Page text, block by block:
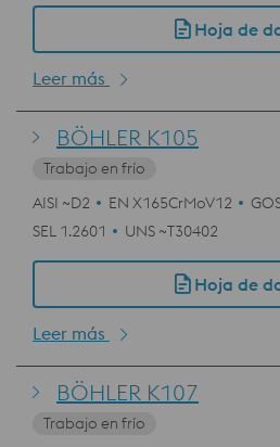
Hoja de
Leer más
BÖHLER K105
Trabajo en frío
AISI ~D2
EN X165CrMoV12
SEL 1.2601
UNS ~T30402
Hoja de
Leer más
BÖHLER K107
Trabajo en frío